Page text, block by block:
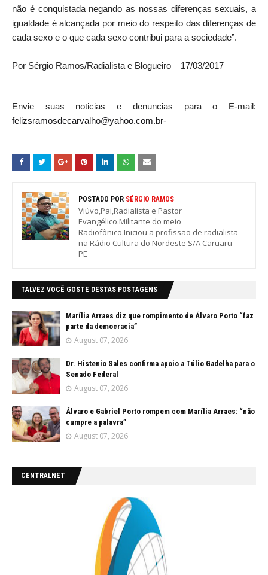
não é conquistada negando as nossas diferenças sexuais, a
igualdade é alcançada por meio do respeito das diferenças de
cada sexo e o que cada sexo contribui para a sociedade”.
Por Sérgio Ramos/Radialista e Blogueiro – 17/03/2017
Envie suas noticias e denuncias para o E-mail:
felizsramosdecarvalho@yahoo.com.br-
POSTADO POR SÉRGIO RAMOS
Viúvo,Pai,Radialista e Pastor
Evangélico.Militante do meio
Radiofônico.Iniciou a profissão de radialista
na Rádio Cultura do Nordeste S/A Caruaru -
PE
TALVEZ VOCÊ GOSTE DESTAS POSTAGENS
Marília Arraes diz que rompimento de Álvaro Porto “faz
parte da democracia”
August 07, 2026
Dr. Histenio Sales confirma apoio a Túlio Gadelha para o
Senado Federal
August 07, 2026
Álvaro e Gabriel Porto rompem com Marília Arraes: “não
cumpre a palavra”
August 07, 2026
CENTRALNET